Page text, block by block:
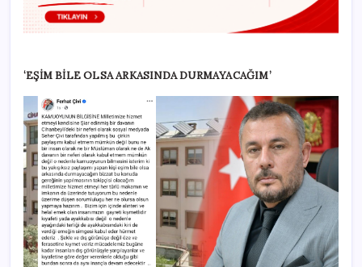
‘EŞİM BİLE OLSA ARKASINDA DURMAYACAĞIM’